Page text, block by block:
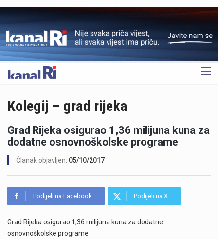
OGLAS
Kolegij – grad rijeka
Grad Rijeka osigurao 1,36 milijuna kuna za
dodatne osnovnoškolske programe
Članak objavljen: 05/10/2017
Podijeli na Facebook Podijeli na X
Grad Rijeka osigurao 1,36 milijuna kuna za dodatne
osnovnoškolske programe